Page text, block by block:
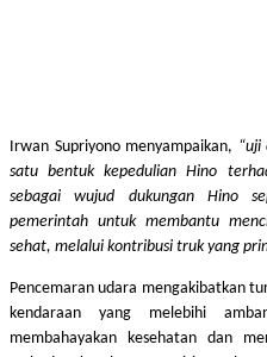
Irwan Supriyono menyampaikan, “uji
satu bentuk kepedulian Hino
sebagai wujud dukungan Hino
pemerintah untuk membantu
sehat, melalui kontribusi truk yang
Pencemaran udara mengakibatkan
kendaraan yang melebihi
membahayakan kesehatan dan